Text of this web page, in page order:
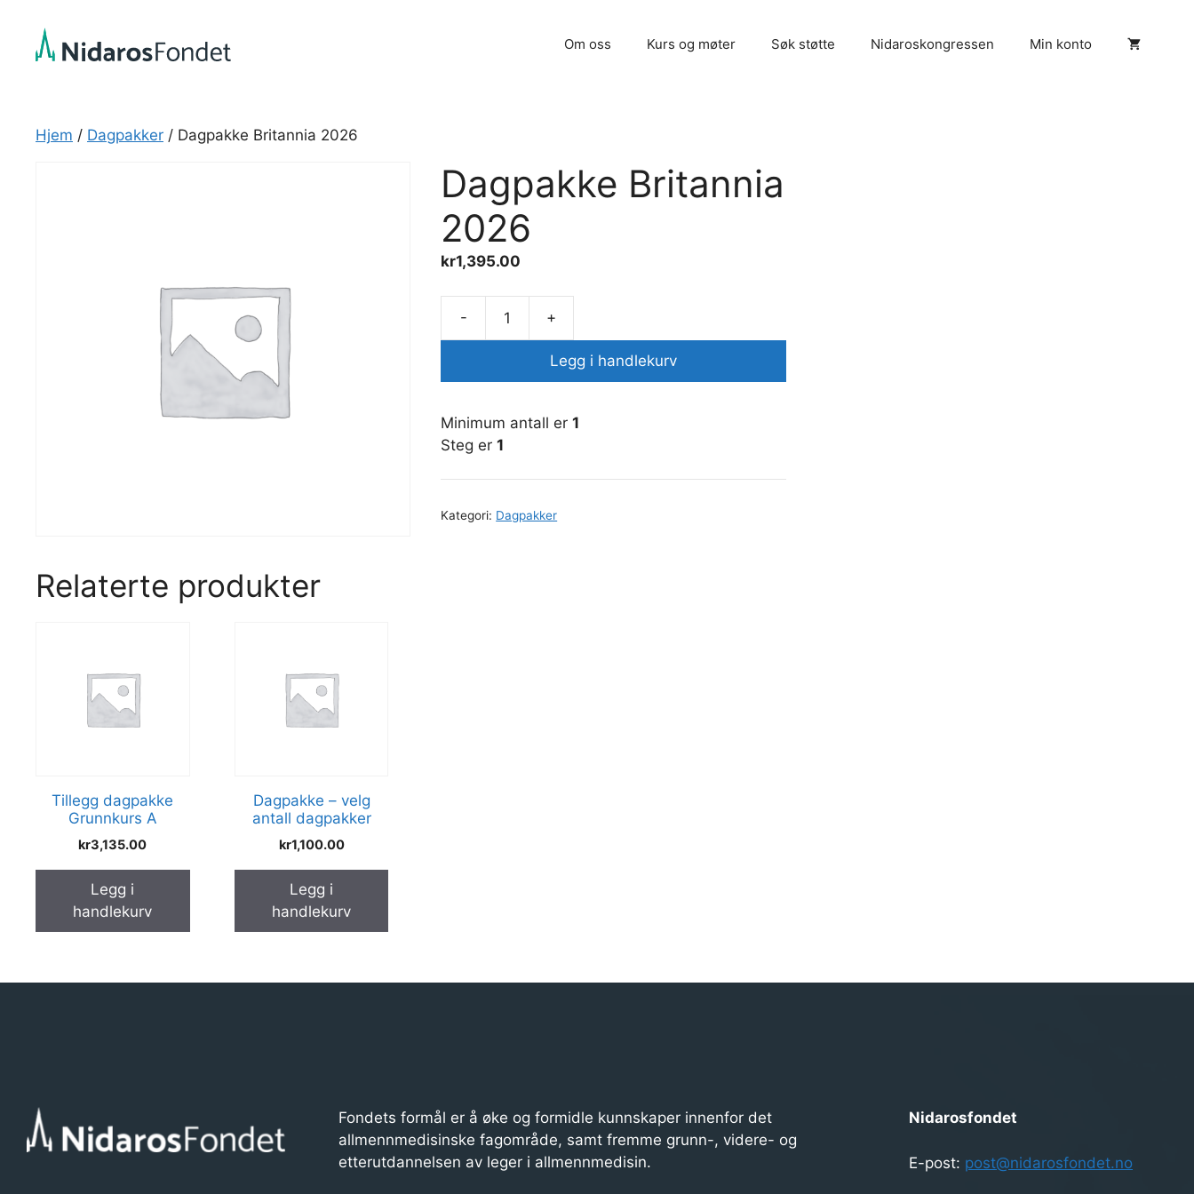
innhold
Om oss Kurs og møter Søk støtte Nidaroskongressen Min konto
Hjem / Dagpakker / Dagpakke Britannia 2026
Dagpakke Britannia
2026
kr1,395.00
-
Dagpakke
+
Legg i handlekurv
Minimum antall er1
Steg er1
Kategori: Dagpakker
Relaterte produkter
Tillegg dagpakke
Grunnkurs A
kr3,135.00
Legg i
handlekurv
Dagpakke – velg
antall dagpakker
kr1,100.00
Legg i
handlekurv
Fondets formål er å øke og formidle kunnskaper innenfor det
allmennmedisinske fagområde, samt fremme grunn-, videre- og
etterutdannelsen av leger i allmennmedisin.
Nidarosfondet
E-post: post@nidarosfondet.no